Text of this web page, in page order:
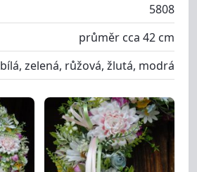
5808
průměr cca 42 cm
bílá, zelená, růžová, žlutá, modrá